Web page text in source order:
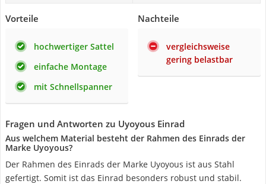
Vorteile
hochwertiger Sattel
einfache Montage
mit Schnellspanner
Nachteile
vergleichsweise
gering belastbar
Fragen und Antworten zu Uyoyous Einrad
Aus welchem Material besteht der Rahmen des Einrads der
Marke Uyoyous?
Der Rahmen des Einrads der Marke Uyoyous ist aus Stahl
gefertigt. Somit ist das Einrad besonders robust und stabil.